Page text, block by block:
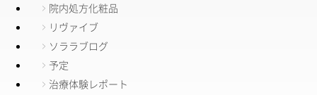
院内処方化粧品
リヴァイブ
ソララブログ
予定
治療体験レポート